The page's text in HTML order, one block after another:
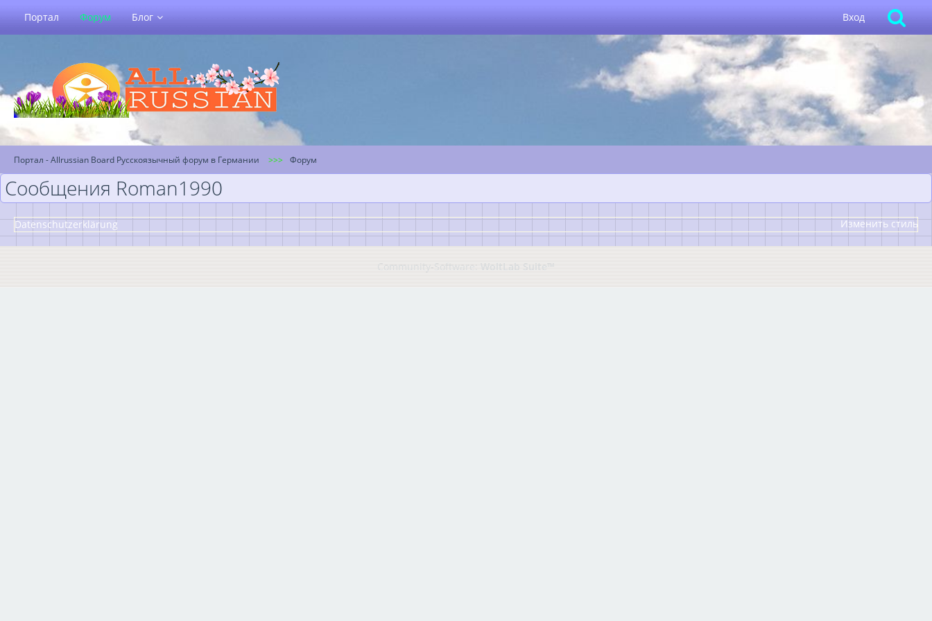
Портал Форум Блог Вход
Портал - Allrussian Board Русскоязычный форум в Германии Форум
Сообщения Roman1990
Изменить стиль
Datenschutzerklärung
Community-Software: WoltLab Suite™